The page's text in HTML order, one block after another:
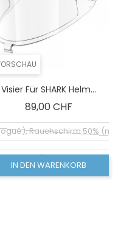
Visier Für SHARK Helm...
89,00 CHFPreis
Rauchschirm 50%
Visiére
IN DEN WARENKORB